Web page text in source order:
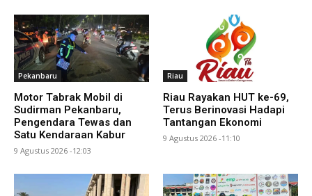
Pekanbaru
Motor Tabrak Mobil di
Sudirman Pekanbaru,
Pengendara Tewas dan
Satu Kendaraan Kabur
9 Agustus 2026 -12:03
Riau
Riau Rayakan HUT ke-69,
Terus Berinovasi Hadapi
Tantangan Ekonomi
9 Agustus 2026 -11:10